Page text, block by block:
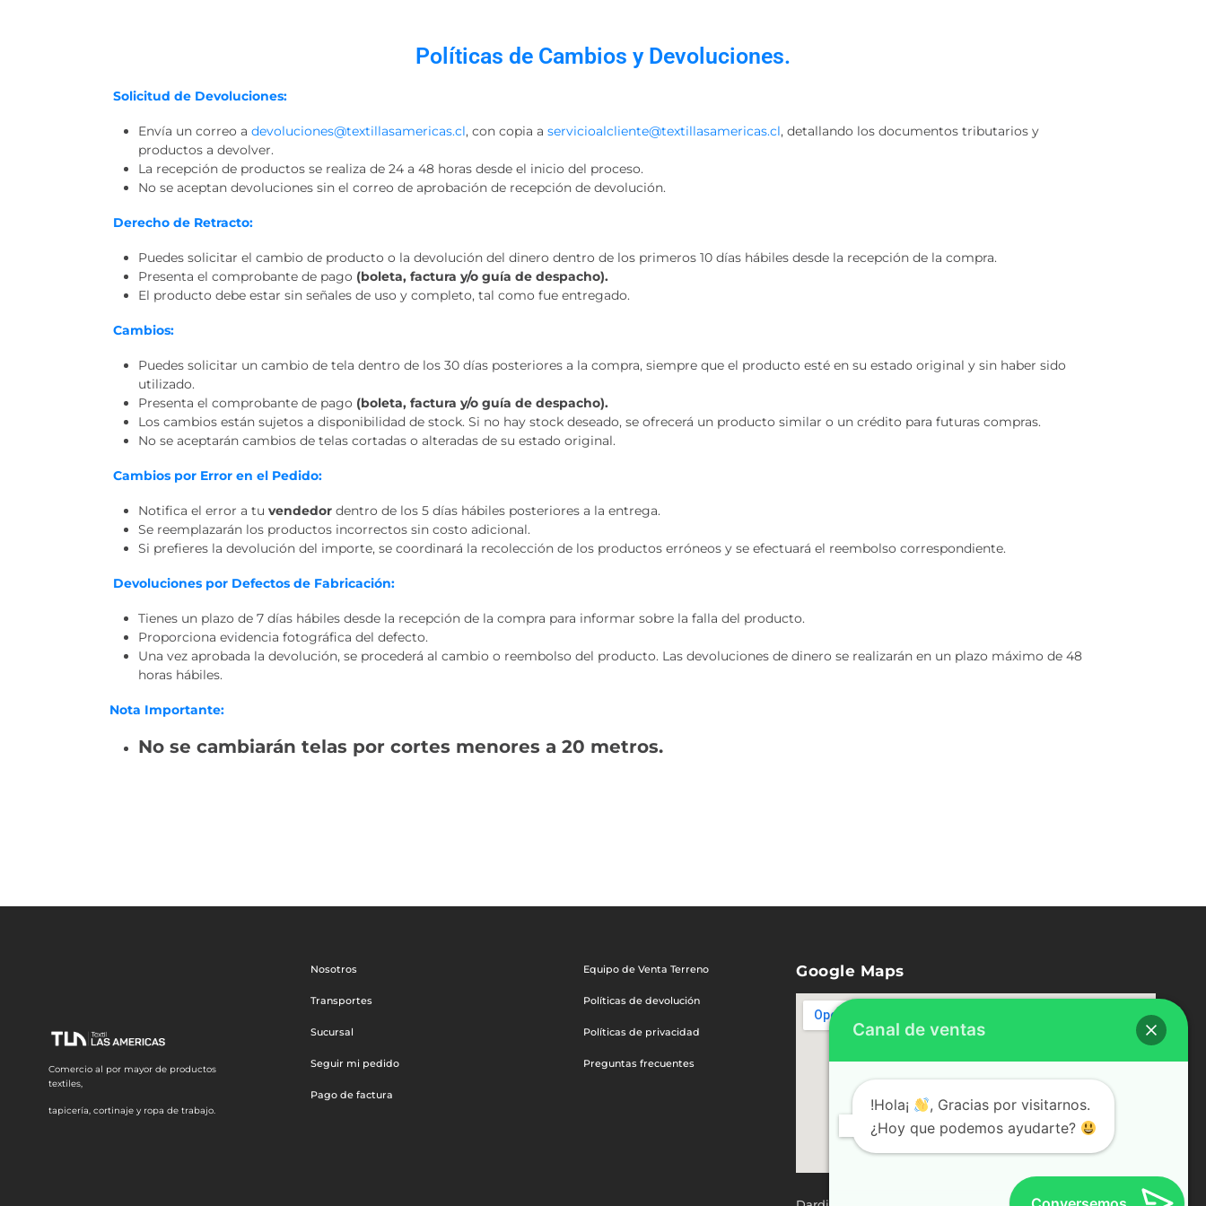
Políticas de Cambios y Devoluciones.
Solicitud de Devoluciones:
Envía un correo a devoluciones@textillasamericas.cl, con copia a servicioalcliente@textillasamericas.cl, detallando los documentos tributarios y
productos a devolver.
La recepción de productos se realiza de 24 a 48 horas desde el inicio del proceso.
No se aceptan devoluciones sin el correo de aprobación de recepción de devolución.
Derecho de Retracto:
Puedes solicitar el cambio de producto o la devolución del dinero dentro de los primeros 10 días hábiles desde la recepción de la compra.
Presenta el comprobante de pago (boleta, factura y/o guía de despacho).
El producto debe estar sin señales de uso y completo, tal como fue entregado.
Cambios:
Puedes solicitar un cambio de tela dentro de los 30 días posteriores a la compra, siempre que el producto esté en su estado original y sin haber sido
utilizado.
Presenta el comprobante de pago (boleta, factura y/o guía de despacho).
Los cambios están sujetos a disponibilidad de stock. Si no hay stock deseado, se ofrecerá un producto similar o un crédito para futuras compras.
No se aceptarán cambios de telas cortadas o alteradas de su estado original.
Cambios por Error en el Pedido:
Notifica el error a tu vendedor dentro de los 5 días hábiles posteriores a la entrega.
Se reemplazarán los productos incorrectos sin costo adicional.
Si prefieres la devolución del importe, se coordinará la recolección de los productos erróneos y se efectuará el reembolso correspondiente.
Devoluciones por Defectos de Fabricación:
Tienes un plazo de 7 días hábiles desde la recepción de la compra para informar sobre la falla del producto.
Proporciona evidencia fotográfica del defecto.
Una vez aprobada la devolución, se procederá al cambio o reembolso del producto. Las devoluciones de dinero se realizarán en un plazo máximo de 48
horas hábiles.
Nota Importante:
No se cambiarán telas por cortes menores a 20 metros.
Comercio al por mayor de productos
textiles,
tapicería, cortinaje y ropa de trabajo.
Nosotros
Transportes
Sucursal
Seguir mi pedido
Pago de factura
Equipo de Venta Terreno
Políticas de devolución
Políticas de privacidad
Preguntas frecuentes
Google Maps
Canal de ventas
!Hola¡
, Gracias por visitarnos.
¿Hoy que podemos ayudarte?